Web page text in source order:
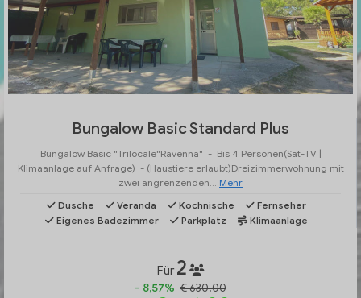
Bungalow Basic Standard Plus
Bungalow Basic "Trilocale"Ravenna" - Bis 4 Personen(Sat-TV |
Klimaanlage auf Anfrage) - (Haustiere erlaubt)Dreizimmerwohnung mit
zwei angrenzenden... Mehr
Dusche
Veranda Kochnische
Fernseher
Eigenes Badezimmer
Parkplatz Klimaanlage
Für2
- 8,57% € 630,00